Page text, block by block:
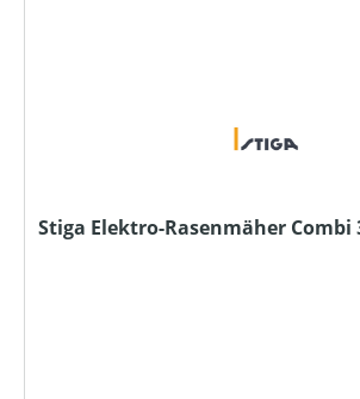
Stiga Elektro-Rasenmäher Combi